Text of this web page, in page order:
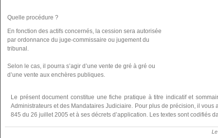
Quelle procédure ?
En fonction des actifs concernés, la cession sera autorisée
par ordonnance du juge-commissaire ou jugement du
tribunal.
Selon le cas, il pourra s’agir d’une vente de gré à gré ou
d’une vente aux enchères publiques.
Le présent document constitue une fiche pratique à titre indicatif et
Administrateurs et des Mandataires Judiciaire. Pour plus de précision, il vous
845 du 26 juillet 2005 et à ses décrets d’application. Les textes sont codifiés